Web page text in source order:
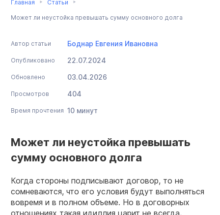
Главная Статьи
Может ли неустойка превышать сумму основного долга
Автор статьи Боднар Евгения Ивановна
Опубликовано 22.07.2024
Обновлено 03.04.2026
Просмотров 404
Время прочтения 10 минут
Может ли неустойка превышать
сумму основного долга
Когда стороны подписывают договор, то не
сомневаются, что его условия будут выполняться
вовремя и в полном объеме. Но в договорных
отношениях такая идиллия царит не всегда,